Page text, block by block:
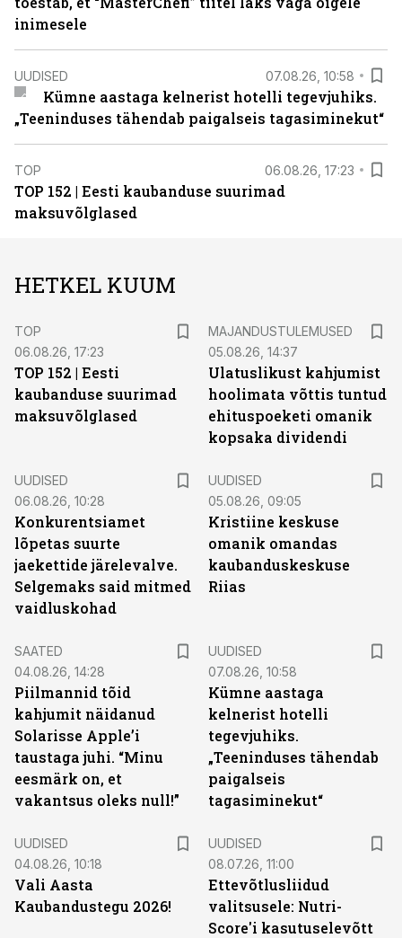
inimesele
UUDISED 07.08.26, 10:58
Kümne aastaga kelnerist hotelli tegevjuhiks.
„Teeninduses tähendab paigalseis tagasiminekut“
TOP 06.08.26, 17:23
TOP 152 | Eesti kaubanduse suurimad
maksuvõlglased
HETKEL KUUM
TOP
06.08.26, 17:23
TOP 152 | Eesti
kaubanduse suurimad
maksuvõlglased
MAJANDUSTULEMUSED
05.08.26, 14:37
Ulatuslikust kahjumist
hoolimata võttis tuntud
ehituspoeketi omanik
kopsaka dividendi
UUDISED
06.08.26, 10:28
Konkurentsiamet
lõpetas suurte
jaekettide järelevalve.
Selgemaks said mitmed
vaidluskohad
UUDISED
05.08.26, 09:05
Kristiine keskuse
omanik omandas
kaubanduskeskuse
Riias
SAATED
04.08.26, 14:28
Piilmannid tõid
kahjumit näidanud
Solarisse Apple’i
taustaga juhi. “Minu
eesmärk on, et
vakantsus oleks null!”
UUDISED
07.08.26, 10:58
Kümne aastaga
kelnerist hotelli
tegevjuhiks.
„Teeninduses tähendab
paigalseis
tagasiminekut“
UUDISED
04.08.26, 10:18
Vali Aasta
Kaubandustegu 2026!
UUDISED
08.07.26, 11:00
Ettevõtlusliidud
valitsusele: Nutri-
Score'i kasutuselevõtt